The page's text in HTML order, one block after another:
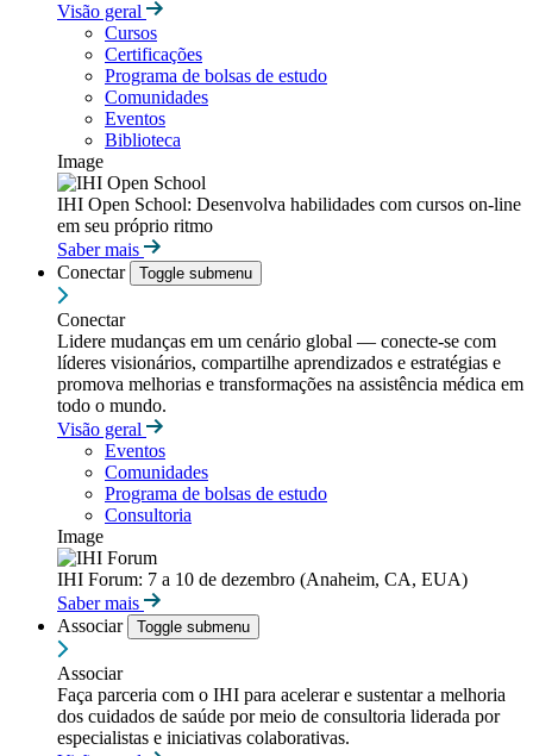
Visão geral
Cursos
Certificações
Programa de bolsas de estudo
Comunidades
Eventos
Biblioteca
Image
IHI Open School: Desenvolva habilidades com cursos on-line
em seu próprio ritmo
Saber mais
Conectar
Toggle submenu
Conectar
Lidere mudanças em um cenário global — conecte-se com
líderes visionários, compartilhe aprendizados e estratégias e
promova melhorias e transformações na assistência médica em
todo o mundo.
Visão geral
Eventos
Comunidades
Programa de bolsas de estudo
Consultoria
Image
IHI Forum: 7 a 10 de dezembro (Anaheim, CA, EUA)
Saber mais
Associar
Toggle submenu
Associar
Faça parceria com o IHI para acelerar e sustentar a melhoria
dos cuidados de saúde por meio de consultoria liderada por
especialistas e iniciativas colaborativas.